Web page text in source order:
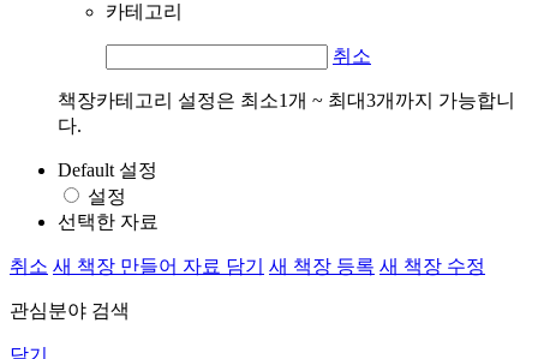
카테고리
취소
책장카테고리 설정은 최소1개 ~ 최대3개까지 가능합니
다.
Default 설정
설정
선택한 자료
취소 새 책장 만들어 자료 담기 새 책장 등록 새 책장 수정
관심분야 검색